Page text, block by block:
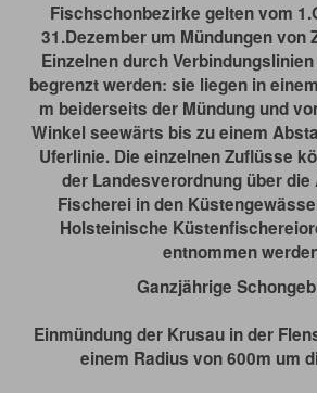
Fischschonbezirke gelten vom
31.Dezember um Mündungen von
Einzelnen durch
begrenzt werden: sie liegen in
m beiderseits der Mündung und
Winkel seewärts bis zu einem
Uferlinie. Die einzelnen Zuflüsse
der Landesverordnung über die
Fischerei in den
Holsteinische
entnommen
Ganzjährige
Einmündung der Krusau in der
einem Radius von 600m um